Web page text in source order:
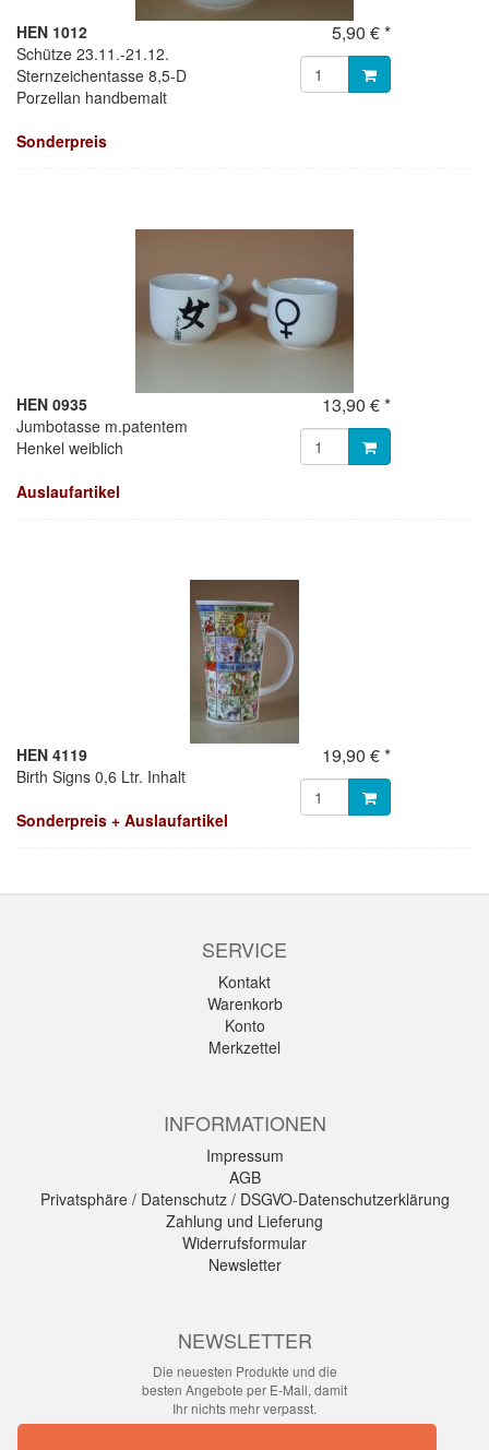
HEN 1012
Schütze 23.11.-21.12.
Sternzeichentasse 8,5-D
Porzellan handbemalt
Sonderpreis
5,90 € *
HEN 0935
Jumbotasse m.patentem
Henkel weiblich
Auslaufartikel
13,90 € *
HEN 4119
Birth Signs 0,6 Ltr. Inhalt
Sonderpreis + Auslaufartikel
19,90 € *
SERVICE
Kontakt
Warenkorb
Konto
Merkzettel
INFORMATIONEN
Impressum
AGB
Privatsphäre / Datenschutz / DSGVO-Datenschutzerklärung
Zahlung und Lieferung
Widerrufsformular
Newsletter
NEWSLETTER
Die neuesten Produkte und die
besten Angebote per E-Mail, damit
Ihr nichts mehr verpasst.